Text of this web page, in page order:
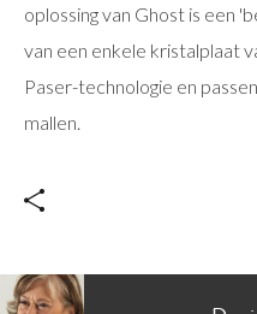
oplossing van Ghost is een
van een enkele kristalplaat
Paser-technologie en
mallen.